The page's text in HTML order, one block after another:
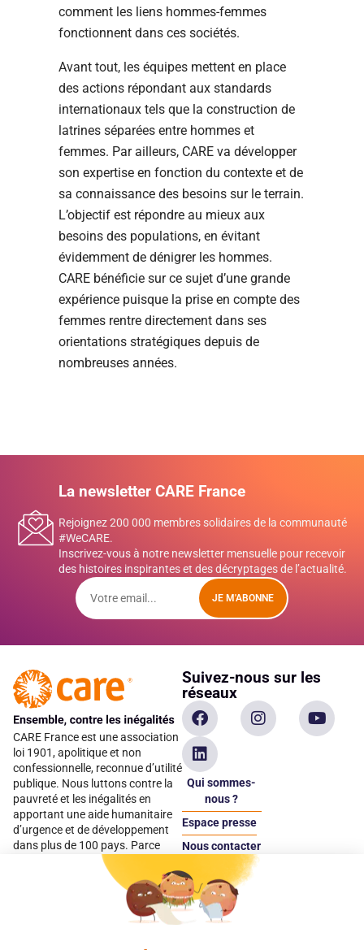
comment les liens hommes-femmes
fonctionnent dans ces sociétés.
Avant tout, les équipes mettent en place
des actions répondant aux standards
internationaux tels que la construction de
latrines séparées entre hommes et
femmes. Par ailleurs, CARE va développer
son expertise en fonction du contexte et de
sa connaissance des besoins sur le terrain.
L’objectif est répondre au mieux aux
besoins des populations, en évitant
évidemment de dénigrer les hommes.
CARE bénéficie sur ce sujet d’une grande
expérience puisque la prise en compte des
femmes rentre directement dans ses
orientations stratégiques depuis de
nombreuses années.
La newsletter CARE France
Rejoignez 200 000 membres solidaires de la communauté
#WeCARE.
Inscrivez-vous à notre newsletter mensuelle pour recevoir
des histoires inspirantes et des décryptages de l’actualité.
JE M'ABONNE
CARE France est une association
loi 1901, apolitique et non
confessionnelle, reconnue d’utilité
publique. Nous luttons contre la
pauvreté et les inégalités en
apportant une aide humanitaire
d’urgence et de développement
dans plus de 100 pays. Parce
qu’elles sont les premières
victimes des inégalités, CARE met
les femmes et les filles au cœur
Suivez-nous sur les
réseaux
Qui sommes-
nous ?
Espace presse
Nous contacter
Espace
donateur